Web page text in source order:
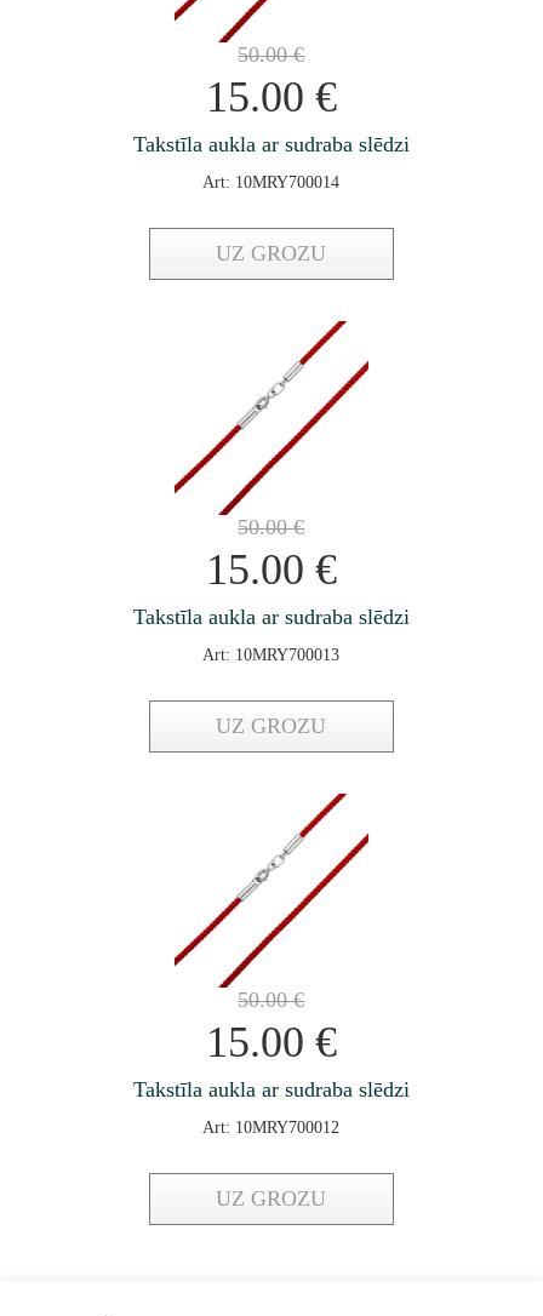
50.00€
15.00 €
Takstīla aukla ar sudraba slēdzi
Art: 10MRY700014
UZ GROZU
50.00€
15.00 €
Takstīla aukla ar sudraba slēdzi
Art: 10MRY700013
UZ GROZU
50.00€
15.00 €
Takstīla aukla ar sudraba slēdzi
Art: 10MRY700012
UZ GROZU